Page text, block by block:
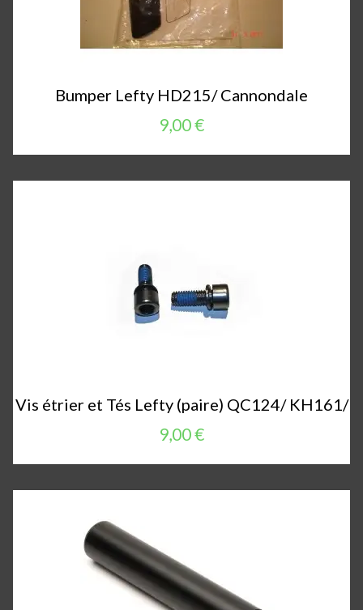
Bumper Lefty HD215/ Cannondale
9,00 €
Vis étrier et Tés Lefty (paire) QC124/ KH161/
9,00 €